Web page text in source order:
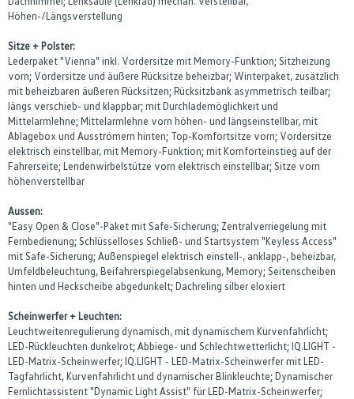
Höhen-/Längsverstellung
Sitze + Polster:
Lederpaket "Vienna" inkl. Vordersitze mit Memory-Funktion; Sitzheizung
vorn; Vordersitze und äußere Rücksitze beheizbar; Winterpaket, zusätzlich
mit beheizbaren äußeren Rücksitzen; Rücksitzbank asymmetrisch teilbar;
längs verschieb- und klappbar; mit Durchlademöglichkeit und
Mittelarmlehne; Mittelarmlehne vorn höhen- und längseinstellbar, mit
Ablagebox und Ausströmern hinten; Top-Komfortsitze vorn; Vordersitze
elektrisch einstellbar, mit Memory-Funktion; mit Komforteinstieg auf der
Fahrerseite; Lendenwirbelstütze vorn elektrisch einstellbar; Sitze vorn
höhenverstellbar
Aussen:
"Easy Open & Close"-Paket mit Safe-Sicherung; Zentralverriegelung mit
Fernbedienung; Schlüsselloses Schließ- und Startsystem "Keyless Access"
mit Safe-Sicherung; Außenspiegel elektrisch einstell-, anklapp-, beheizbar,
Umfeldbeleuchtung, Beifahrerspiegelabsenkung, Memory; Seitenscheiben
hinten und Heckscheibe abgedunkelt; Dachreling silber eloxiert
Scheinwerfer + Leuchten:
Leuchtweitenregulierung dynamisch, mit dynamischem Kurvenfahrlicht;
LED-Rückleuchten dunkelrot; Abbiege- und Schlechtwetterlicht; IQ.LIGHT -
LED-Matrix-Scheinwerfer; IQ.LIGHT - LED-Matrix-Scheinwerfer mit LED-
Tagfahrlicht, Kurvenfahrlicht und dynamischer Blinkleuchte; Dynamischer
Fernlichtassistent "Dynamic Light Assist" für LED-Matrix-Scheinwerfer;